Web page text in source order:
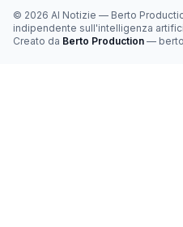
© 2026 AI Notizie — Berto
indipendente sull'intelligenza
Creato da Berto Production —